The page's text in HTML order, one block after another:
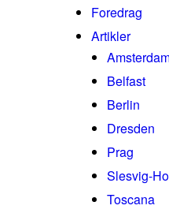
Foredrag
Artikler
Belfast
Berlin
Dresden
Prag
Slesvig-
Toscana